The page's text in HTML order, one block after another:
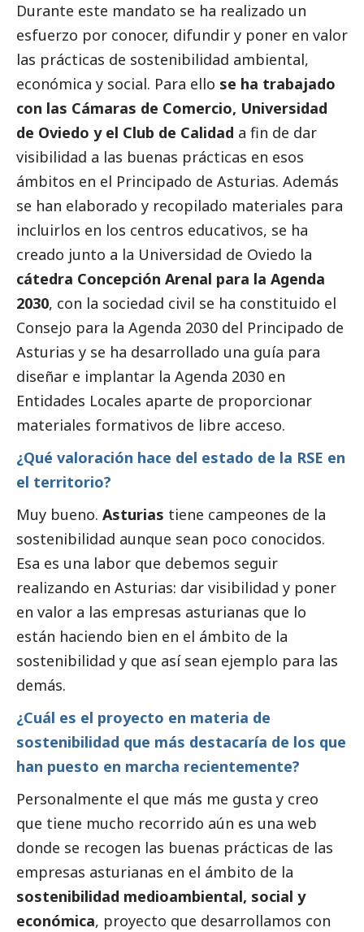
Durante este mandato se ha realizado un
esfuerzo por conocer, difundir y poner en valor
las prácticas de sostenibilidad ambiental,
económica y social. Para ello se ha trabajado
con las Cámaras de Comercio, Universidad
de Oviedo y el Club de Calidad a fin de dar
visibilidad a las buenas prácticas en esos
ámbitos en el Principado de Asturias. Además
se han elaborado y recopilado materiales para
incluirlos en los centros educativos, se ha
creado junto a la Universidad de Oviedo la
cátedra Concepción Arenal para la Agenda
2030, con la sociedad civil se ha constituido el
Consejo para la Agenda 2030 del Principado de
Asturias y se ha desarrollado una guía para
diseñar e implantar la Agenda 2030 en
Entidades Locales aparte de proporcionar
materiales formativos de libre acceso.
¿Qué valoración hace del estado de la RSE en
el territorio?
Muy bueno. Asturias tiene campeones de la
sostenibilidad aunque sean poco conocidos.
Esa es una labor que debemos seguir
realizando en Asturias: dar visibilidad y poner
en valor a las empresas asturianas que lo
están haciendo bien en el ámbito de la
sostenibilidad y que así sean ejemplo para las
demás.
¿Cuál es el proyecto en materia de
sostenibilidad que más destacaría de los que
han puesto en marcha recientemente?
Personalmente el que más me gusta y creo
que tiene mucho recorrido aún es una web
donde se recogen las buenas prácticas de las
empresas asturianas en el ámbito de la
sostenibilidad medioambiental, social y
económica, proyecto que desarrollamos con